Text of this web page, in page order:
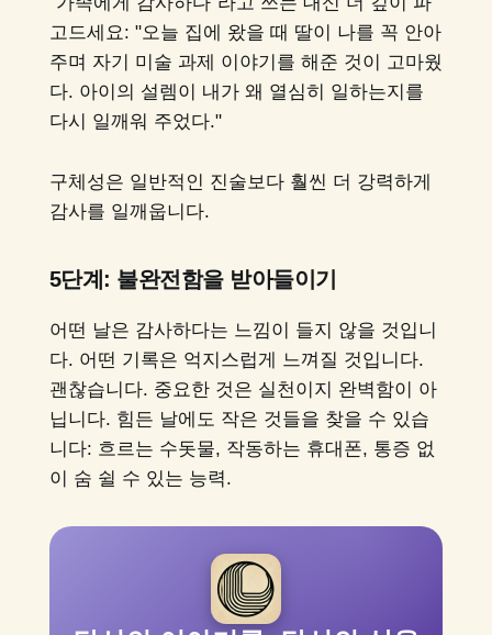
고드세요: "오늘 집에 왔을 때 딸이 나를 꼭 안아
주며 자기 미술 과제 이야기를 해준 것이 고마웠
다. 아이의 설렘이 내가 왜 열심히 일하는지를
다시 일깨워 주었다."
구체성은 일반적인 진술보다 훨씬 더 강력하게
감사를 일깨웁니다.
5단계: 불완전함을 받아들이기
어떤 날은 감사하다는 느낌이 들지 않을 것입니
다. 어떤 기록은 억지스럽게 느껴질 것입니다.
괜찮습니다. 중요한 것은 실천이지 완벽함이 아
닙니다. 힘든 날에도 작은 것들을 찾을 수 있습
니다: 흐르는 수돗물, 작동하는 휴대폰, 통증 없
이 숨 쉴 수 있는 능력.